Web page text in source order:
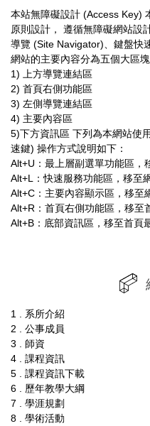
本站無障礙設計 (Access Key)
原則設計， 遵循無障礙網站設
導覽 (Site Navigator)、鍵盤快
網站的主要內容分為五個大區塊
1) 上方導覽連結區
2) 首頁右側功能區
3) 左側導覽連結區
4) 主要內容區
5)下方資訊區 下列為本網站使
速鍵) 操作方式說明如下：
Alt+U：最上層副選單功能區，
Alt+L：快速服務功能區，移至
Alt+C：主要內容顯示區，移至
Alt+R：首頁右側功能區，移至
Alt+B：底部資訊區，移至首頁
1 . 系所介紹
2 . 公事成員
3 . 師資
4 . 課程資訊
5 . 課程資訊下載
6 . 歷年教學大綱
7 . 學涯規劃
8 . 學術活動